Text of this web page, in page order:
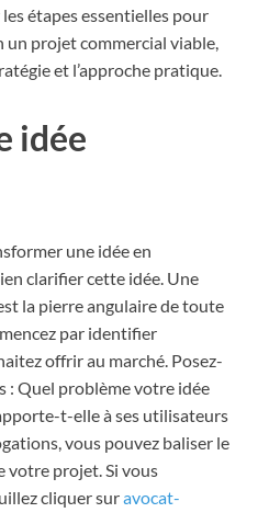
étapes essentielles pour
un projet commercial viable,
et l’approche pratique.
idée
une idée en
clarifier cette idée. Une
la pierre angulaire de toute
par identifier
offrir au marché. Posez-
: Quel problème votre idée
t-elle à ses utilisateurs
vous pouvez baliser le
votre projet. Si vous
cliquer suravocat-